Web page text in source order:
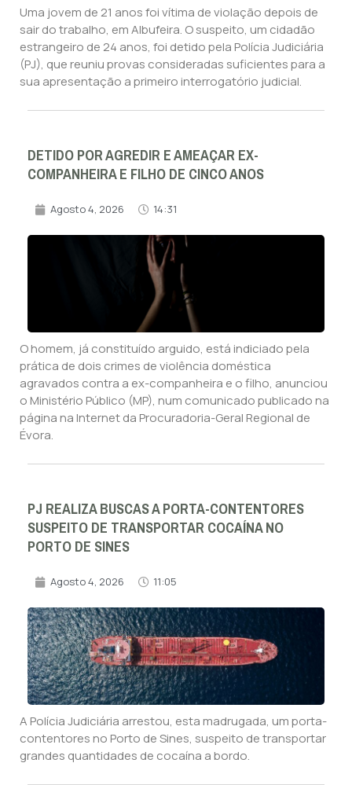
Uma jovem de 21 anos foi vítima de violação depois de
sair do trabalho, em Albufeira. O suspeito, um cidadão
estrangeiro de 24 anos, foi detido pela Polícia Judiciária
(PJ), que reuniu provas consideradas suficientes para a
sua apresentação a primeiro interrogatório judicial.
DETIDO POR AGREDIR E AMEAÇAR EX-
COMPANHEIRA E FILHO DE CINCO ANOS
Agosto 4, 2026 14:31
O homem, já constituído arguido, está indiciado pela
prática de dois crimes de violência doméstica
agravados contra a ex-companheira e o filho, anunciou
o Ministério Público (MP), num comunicado publicado na
página na Internet da Procuradoria-Geral Regional de
Évora.
PJ REALIZA BUSCAS A PORTA-CONTENTORES
SUSPEITO DE TRANSPORTAR COCAÍNA NO
PORTO DE SINES
Agosto 4, 2026 11:05
A Polícia Judiciária arrestou, esta madrugada, um porta-
contentores no Porto de Sines, suspeito de transportar
grandes quantidades de cocaína a bordo.